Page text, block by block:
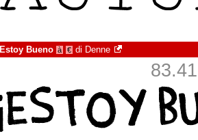
Estoy Bueno à € di Denne